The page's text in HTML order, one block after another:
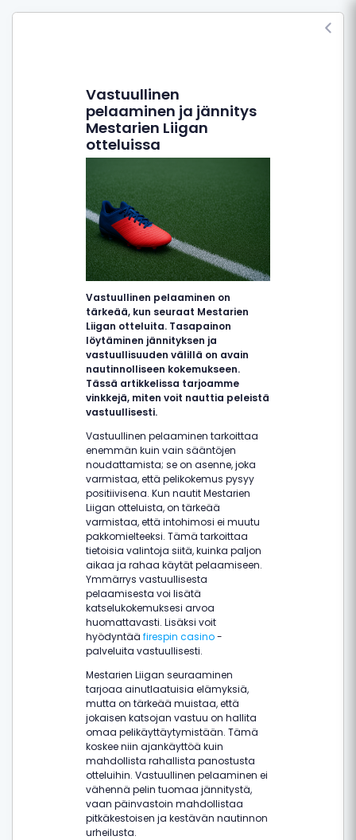
Vastuullinen
pelaaminen ja jännitys
Mestarien Liigan
otteluissa
Vastuullinen pelaaminen on
tärkeää, kun seuraat Mestarien
Liigan otteluita. Tasapainon
löytäminen jännityksen ja
vastuullisuuden välillä on avain
nautinnolliseen kokemukseen.
Tässä artikkelissa tarjoamme
vinkkejä, miten voit nauttia peleistä
vastuullisesti.
Vastuullinen pelaaminen tarkoittaa
enemmän kuin vain sääntöjen
noudattamista; se on asenne, joka
varmistaa, että pelikokemus pysyy
positiivisena. Kun nautit Mestarien
Liigan otteluista, on tärkeää
varmistaa, että intohimosi ei muutu
pakkomielteeksi. Tämä tarkoittaa
tietoisia valintoja siitä, kuinka paljon
aikaa ja rahaa käytät pelaamiseen.
Ymmärrys vastuullisesta
pelaamisesta voi lisätä
katselukokemuksesi arvoa
huomattavasti. Lisäksi voit
hyödyntää firespin casino-
palveluita vastuullisesti.
Mestarien Liigan seuraaminen
tarjoaa ainutlaatuisia elämyksiä,
mutta on tärkeää muistaa, että
jokaisen katsojan vastuu on hallita
omaa pelikäyttäytymistään. Tämä
koskee niin ajankäyttöä kuin
mahdollista rahallista panostusta
otteluihin. Vastuullinen pelaaminen ei
vähennä pelin tuomaa jännitystä,
vaan päinvastoin mahdollistaa
pitkäkestoisen ja kestävän nautinnon
urheilusta.